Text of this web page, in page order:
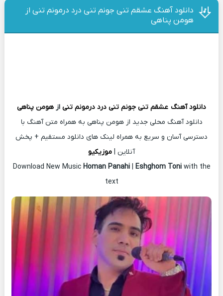
دانلود آهنگ عشقم تنی جونم تنی درد درمونم تنی از
هومن پناهی
دانلود آهنگ عشقم تنی جونم تنی درد درمونم تنی از هومن پناهی
دانلود آهنگ محلی جدید از هومن پناهی به همراه متن آهنگ با
دسترسی آسان و سریع به همراه لینک های دانلود مستقیم + پخش
آنلاین | موزیکیو
Download New Music Homan Panahi| Eshghom Toni with the
text